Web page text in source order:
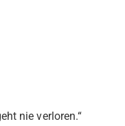
nie verloren.“